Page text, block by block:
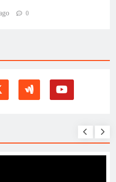
0